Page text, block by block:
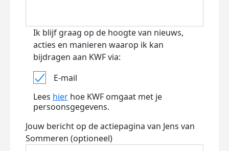
Ik blijf graag op de hoogte van nieuws,
acties en manieren waarop ik kan
bijdragen aan KWF via:
E-mail
Lees hier hoe KWF omgaat met je
persoonsgegevens.
Jouw bericht op de actiepagina van Jens van
Sommeren (optioneel)